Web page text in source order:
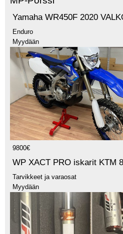
Yamaha WR450F 2020
Enduro
Myydään
9800€
WP XACT PRO iskarit KTM
Tarvikkeet ja varaosat
Myydään